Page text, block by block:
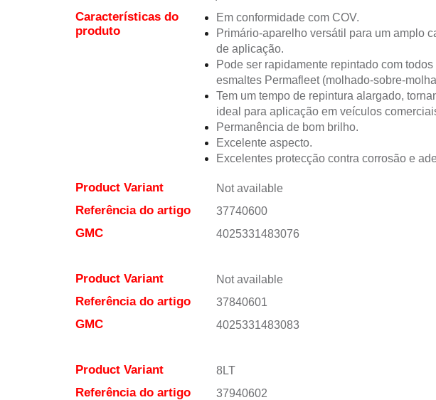
Características do
produto
Em conformidade com COV.
Primário-aparelho versátil para um amplo
de aplicação.
Pode ser rapidamente repintado com todos
esmaltes Permafleet (molhado-sobre-
Tem um tempo de repintura alargado,
ideal para aplicação em veículos
Permanência de bom brilho.
Excelente aspecto.
Excelentes protecção contra corrosão e
Product Variant Not available
Referência do artigo 37740600
GMC 4025331483076
Product Variant Not available
Referência do artigo 37840601
GMC 4025331483083
Product Variant 8LT
Referência do artigo 37940602